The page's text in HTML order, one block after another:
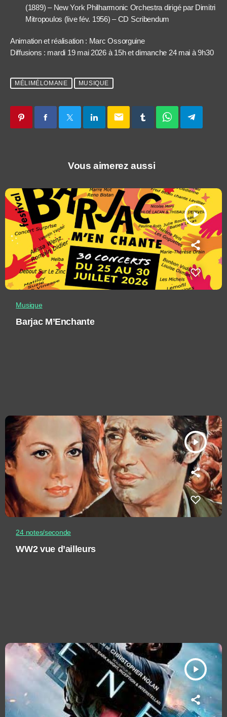
(1889) – New York Philharmonic Orchestra dirigé par Dimitri
Mitropoulos (live fév. 1956) – CD Scribendum
Animation et réalisation : Marc Ossorguine
Diffusions : mardi 19 mai 2026 à 15h et dimanche 24 mai à 9h30
MÉLIMÉLOMANE MUSIQUE
email
Vous aimerez aussi
play_arrow
Musique
Barjac M’Enchante
play_arrow
24 notes/seconde
WW2 vue d’ailleurs
play_arrow